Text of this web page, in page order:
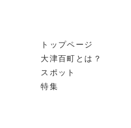
トップページ
大津百町とは？
スポット
特集